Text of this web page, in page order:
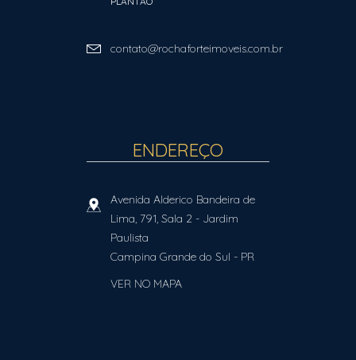
contato@rochaforteimoveis.com.br
ENDEREÇO
Avenida Alderico Bandeira de
Lima, 791, Sala 2 - Jardim
Paulista
Campina Grande do Sul - PR
VER NO MAPA